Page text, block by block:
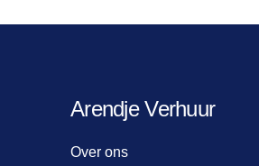
Arendje Verhuur
Over ons